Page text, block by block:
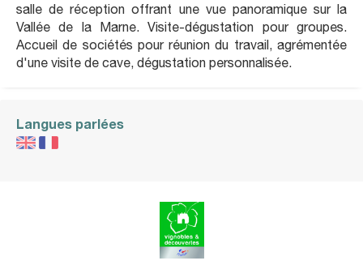
salle de réception offrant une vue panoramique sur la
Vallée de la Marne. Visite-dégustation pour groupes.
Accueil de sociétés pour réunion du travail, agrémentée
d'une visite de cave, dégustation personnalisée.
Langues parlées